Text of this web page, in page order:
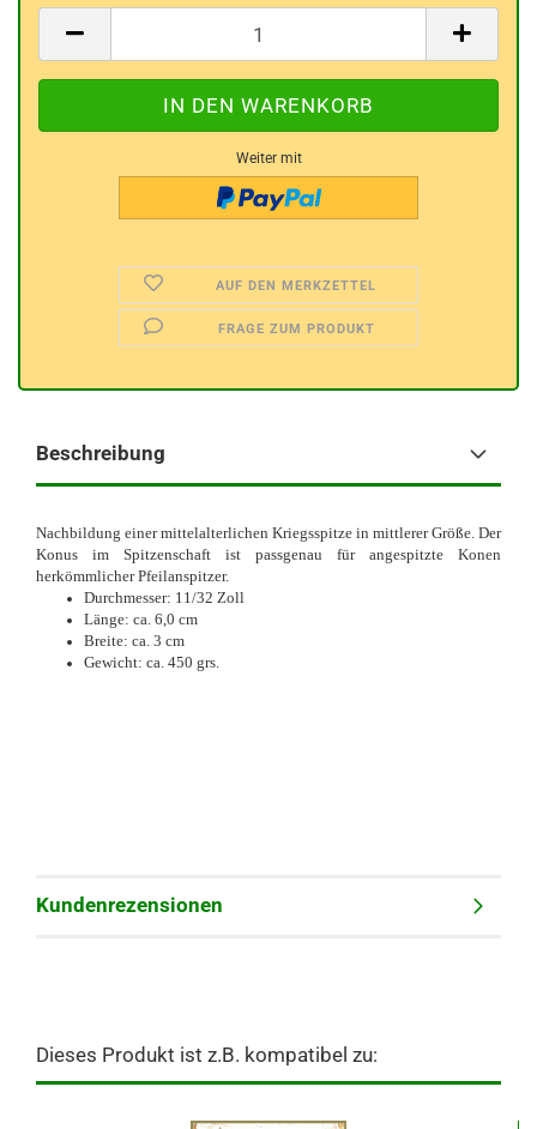
Weiter mit
AUF DEN MERKZETTEL
FRAGE ZUM PRODUKT
Beschreibung
Nachbildung einer mittelalterlichen Kriegsspitze in mittlerer Größe. Der
Konus im Spitzenschaft ist passgenau für angespitzte Konen
herkömmlicher Pfeilanspitzer.
Durchmesser: 11/32 Zoll
Länge: ca. 6,0 cm
Breite: ca. 3 cm
Gewicht: ca. 450 grs.
Kundenrezensionen
Dieses Produkt ist z.B. kompatibel zu: